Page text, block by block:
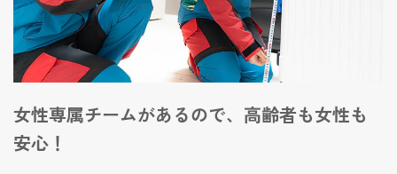
女性専属チームがあるので、高齢者も女性も
安心！